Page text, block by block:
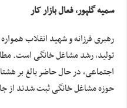
سمیه گلپور، فعال بازار کار
رهبری فرزانه و شهید انقلاب
تولید، رشد مشاغل خانگی است.
اجتماعی، در حال حاضر بالغ بر
حوزه مشاغل خانگی ثبت شدند از